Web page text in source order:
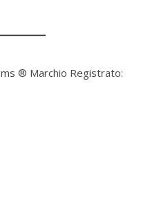
® Marchio Registrato: